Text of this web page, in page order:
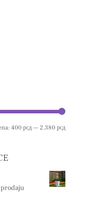
400 рсд—2.380 рсд